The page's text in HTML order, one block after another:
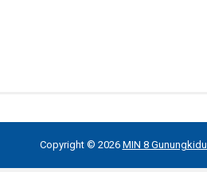
Copyright © 2026 MIN 8 Gunungkidul